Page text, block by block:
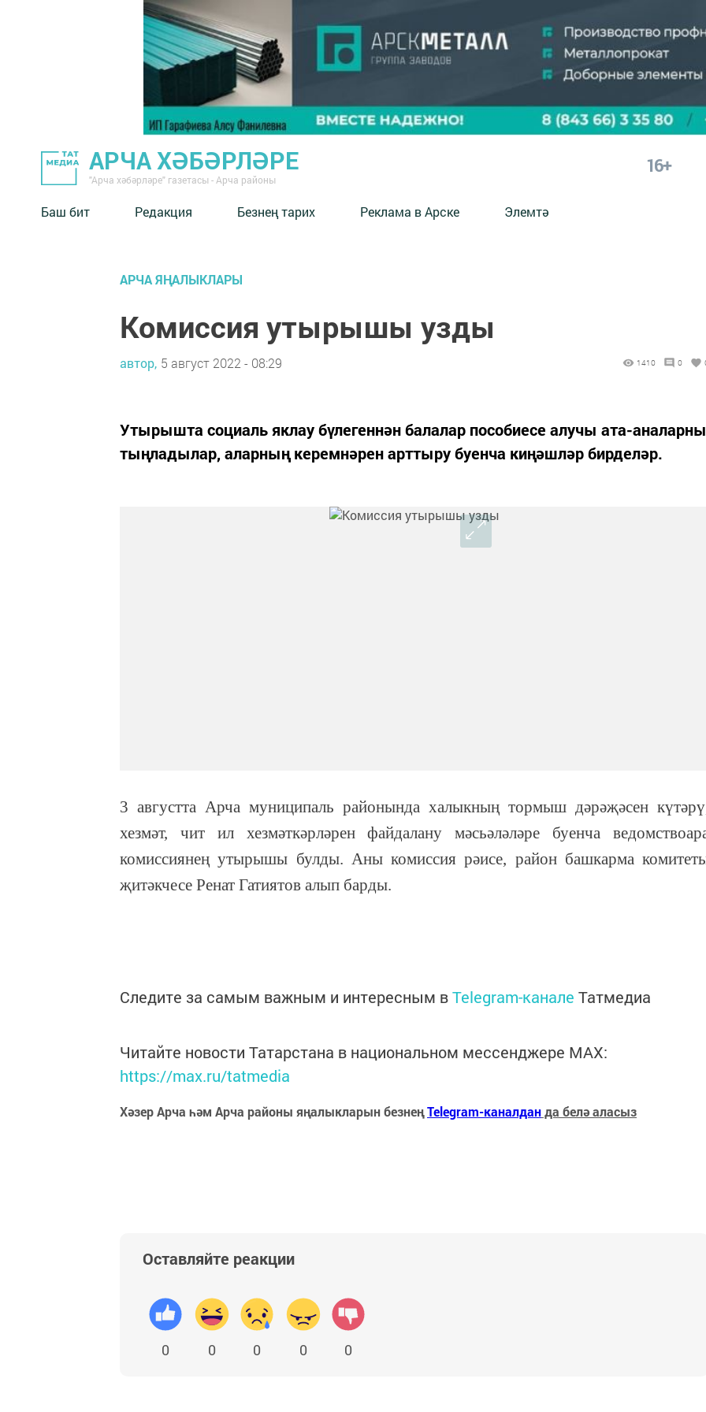
АРЧА ХӘБӘРЛӘРЕ
"Арча хәбәрләре" газетасы - Арча районы
16+
Баш бит Редакция Безнең тарих Реклама в Арске Элемтә
АРЧА ЯҢАЛЫКЛАРЫ
Комиссия утырышы узды
автор, 5 август 2022 - 08:29 1410 0
Утырышта социаль яклау бүлегеннән балалар пособиесе алучы ата-аналарны
тыңладылар, аларның керемнәрен арттыру буенча киңәшләр бирделәр.
3 августта Арча муниципаль районында халыкның тормыш дәрәҗәсен
хезмәт, чит ил хезмәткәрләрен файдалану мәсьәләләре буенча
комиссиянең утырышы булды. Аны комиссия рәисе, район башкарма
җитәкчесе Ренат Гатиятов алып барды.
Следите за самым важным и интересным вTelegram-канале Татмедиа
Читайте новости Татарстана в национальном мессенджере MАХ:
https://max.ru/tatmedia
Хәзер Арча һәм Арча районы яңалыкларын безнеңTelegram-каналданда белә аласыз
Оставляйте реакции
0 0 0 0 0